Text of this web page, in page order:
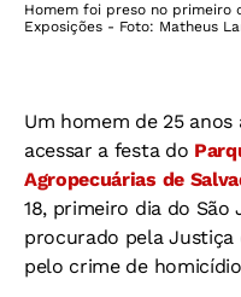
Homem foi preso no primeiro
Exposições - Foto: Matheus
Um homem de 25
acessar a festa do
Agropecuárias de
18, primeiro dia do São
procurado pela Justiça
pelo crime de